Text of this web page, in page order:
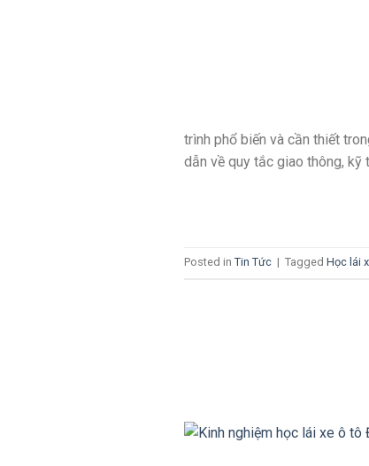
trình phổ biến và cần thiết
dẫn về quy tắc giao thông, kỹ
Posted in Tin Tức | Tagged Học lái